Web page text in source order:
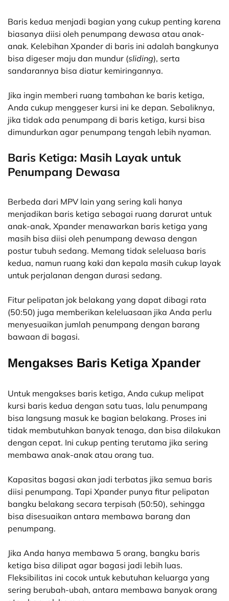
Baris kedua menjadi bagian yang cukup penting karena
biasanya diisi oleh penumpang dewasa atau anak-
anak. Kelebihan Xpander di baris ini adalah bangkunya
bisa digeser maju dan mundur (sliding), serta
sandarannya bisa diatur kemiringannya.
Jika ingin memberi ruang tambahan ke baris ketiga,
Anda cukup menggeser kursi ini ke depan. Sebaliknya,
jika tidak ada penumpang di baris ketiga, kursi bisa
dimundurkan agar penumpang tengah lebih nyaman.
Baris Ketiga: Masih Layak untuk
Penumpang Dewasa
Berbeda dari MPV lain yang sering kali hanya
menjadikan baris ketiga sebagai ruang darurat untuk
anak-anak, Xpander menawarkan baris ketiga yang
masih bisa diisi oleh penumpang dewasa dengan
postur tubuh sedang. Memang tidak seleluasa baris
kedua, namun ruang kaki dan kepala masih cukup layak
untuk perjalanan dengan durasi sedang.
Fitur pelipatan jok belakang yang dapat dibagi rata
(50:50) juga memberikan keleluasaan jika Anda perlu
menyesuaikan jumlah penumpang dengan barang
bawaan di bagasi.
Mengakses Baris Ketiga Xpander
Untuk mengakses baris ketiga, Anda cukup melipat
kursi baris kedua dengan satu tuas, lalu penumpang
bisa langsung masuk ke bagian belakang. Proses ini
tidak membutuhkan banyak tenaga, dan bisa dilakukan
dengan cepat. Ini cukup penting terutama jika sering
membawa anak-anak atau orang tua.
Kapasitas bagasi akan jadi terbatas jika semua baris
diisi penumpang. Tapi Xpander punya fitur pelipatan
bangku belakang secara terpisah (50:50), sehingga
bisa disesuaikan antara membawa barang dan
penumpang.
Jika Anda hanya membawa 5 orang, bangku baris
ketiga bisa dilipat agar bagasi jadi lebih luas.
Fleksibilitas ini cocok untuk kebutuhan keluarga yang
sering berubah-ubah, antara membawa banyak orang